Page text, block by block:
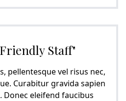
Staff"
pellentesque vel risus nec,
Curabitur gravida sapien
Donec eleifend faucibus